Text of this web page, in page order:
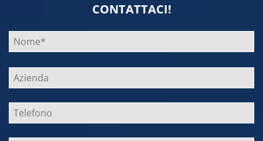
CONTATTACI!
Bitte
lasse
dieses
Feld
leer.